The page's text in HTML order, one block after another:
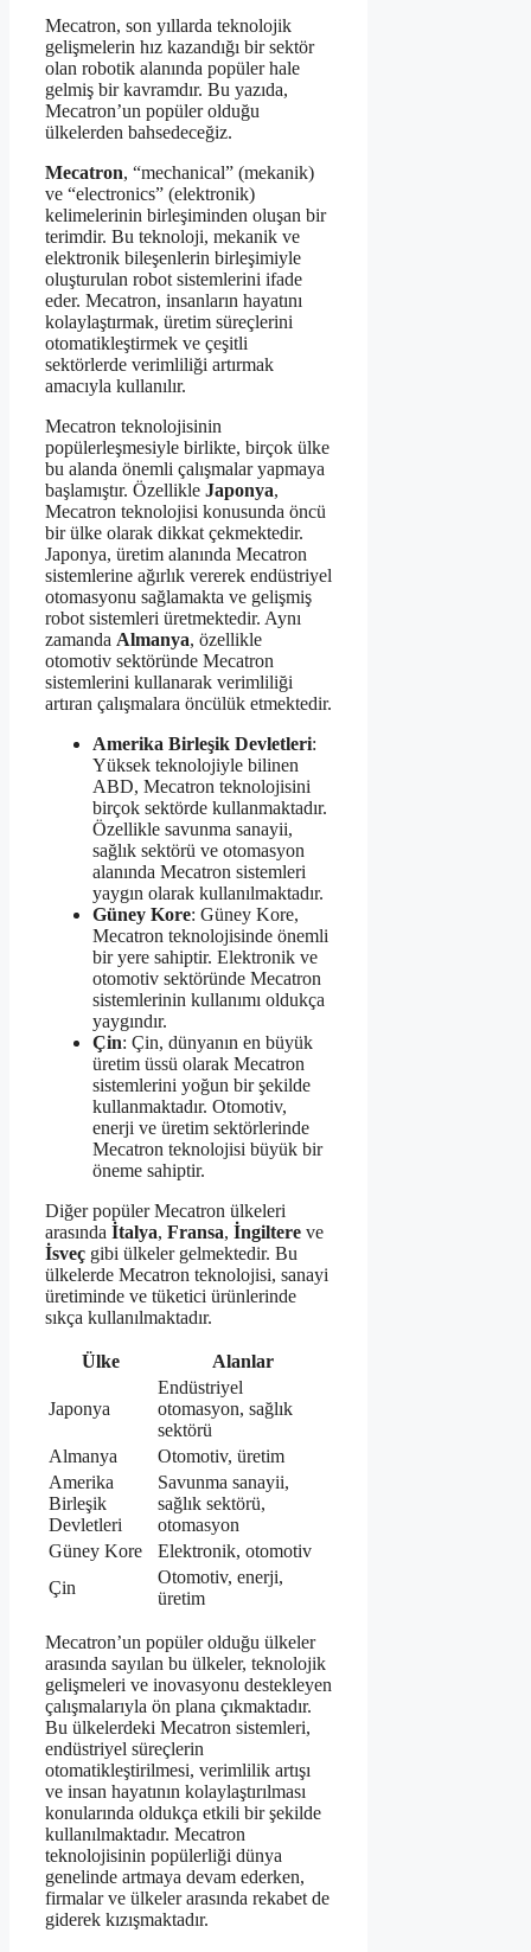
Mecatron, son yıllarda teknolojik
gelişmelerin hız kazandığı bir sektör
olan robotik alanında popüler hale
gelmiş bir kavramdır. Bu yazıda,
Mecatron’un popüler olduğu
ülkelerden bahsedeceğiz.
Mecatron, “mechanical” (mekanik)
ve “electronics” (elektronik)
kelimelerinin birleşiminden oluşan bir
terimdir. Bu teknoloji, mekanik ve
elektronik bileşenlerin birleşimiyle
oluşturulan robot sistemlerini ifade
eder. Mecatron, insanların hayatını
kolaylaştırmak, üretim süreçlerini
otomatikleştirmek ve çeşitli
sektörlerde verimliliği artırmak
amacıyla kullanılır.
Mecatron teknolojisinin
popülerleşmesiyle birlikte, birçok ülke
bu alanda önemli çalışmalar yapmaya
başlamıştır. Özellikle Japonya,
Mecatron teknolojisi konusunda öncü
bir ülke olarak dikkat çekmektedir.
Japonya, üretim alanında Mecatron
sistemlerine ağırlık vererek endüstriyel
otomasyonu sağlamakta ve gelişmiş
robot sistemleri üretmektedir. Aynı
zamanda Almanya, özellikle
otomotiv sektöründe Mecatron
sistemlerini kullanarak verimliliği
artıran çalışmalara öncülük etmektedir.
Amerika Birleşik Devletleri:
Yüksek teknolojiyle bilinen
ABD, Mecatron teknolojisini
birçok sektörde kullanmaktadır.
Özellikle savunma sanayii,
sağlık sektörü ve otomasyon
alanında Mecatron sistemleri
yaygın olarak kullanılmaktadır.
Güney Kore: Güney Kore,
Mecatron teknolojisinde önemli
bir yere sahiptir. Elektronik ve
otomotiv sektöründe Mecatron
sistemlerinin kullanımı oldukça
yaygındır.
Çin: Çin, dünyanın en büyük
üretim üssü olarak Mecatron
sistemlerini yoğun bir şekilde
kullanmaktadır. Otomotiv,
enerji ve üretim sektörlerinde
Mecatron teknolojisi büyük bir
öneme sahiptir.
Diğer popüler Mecatron ülkeleri
arasında İtalya, Fransa, İngiltere ve
İsveç gibi ülkeler gelmektedir. Bu
ülkelerde Mecatron teknolojisi, sanayi
üretiminde ve tüketici ürünlerinde
sıkça kullanılmaktadır.
Ülke Alanlar
Japonya
Endüstriyel
otomasyon, sağlık
sektörü
Almanya
Otomotiv, üretim
Amerika
Birleşik
Devletleri
Savunma sanayii,
sağlık sektörü,
otomasyon
Güney Kore
Elektronik, otomotiv
Çin
Otomotiv, enerji,
üretim
Mecatron’un popüler olduğu ülkeler
arasında sayılan bu ülkeler, teknolojik
gelişmeleri ve inovasyonu destekleyen
çalışmalarıyla ön plana çıkmaktadır.
Bu ülkelerdeki Mecatron sistemleri,
endüstriyel süreçlerin
otomatikleştirilmesi, verimlilik artışı
ve insan hayatının kolaylaştırılması
konularında oldukça etkili bir şekilde
kullanılmaktadır. Mecatron
teknolojisinin popülerliği dünya
genelinde artmaya devam ederken,
firmalar ve ülkeler arasında rekabet de
giderek kızışmaktadır.